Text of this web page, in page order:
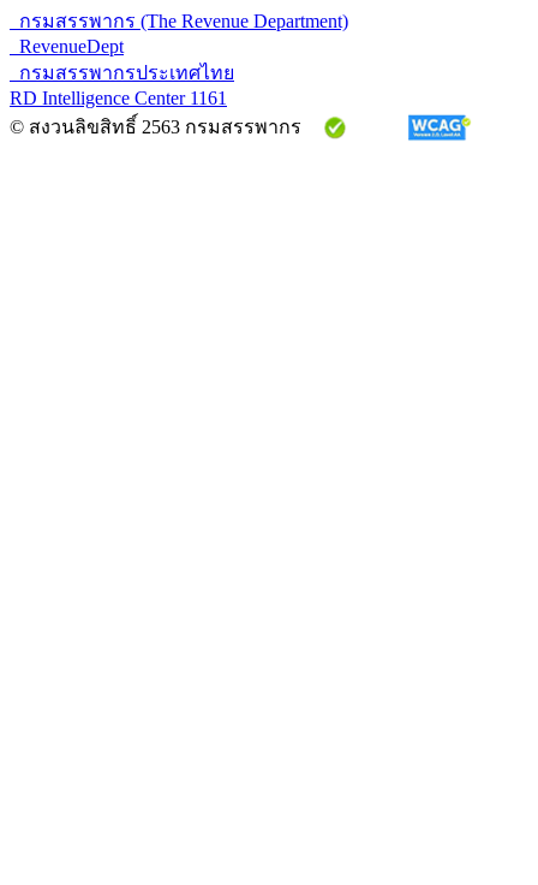
กรมสรรพากร (The Revenue Department)
RevenueDept
กรมสรรพากรประเทศไทย
RD Intelligence Center 1161
© สงวนลิขสิทธิ์ 2563 กรมสรรพากร